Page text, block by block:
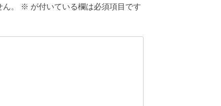
。 ※ が付いている欄は必須項目です